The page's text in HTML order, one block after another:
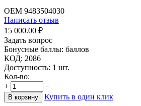
OEM 9483504030
Написать отзыв
15 000.00 ₽
Задать вопрос
Бонусные баллы: баллов
КОД: 2086
Доступность: 1 шт.
Кол-во:
+
−
В корзину Купить в один клик